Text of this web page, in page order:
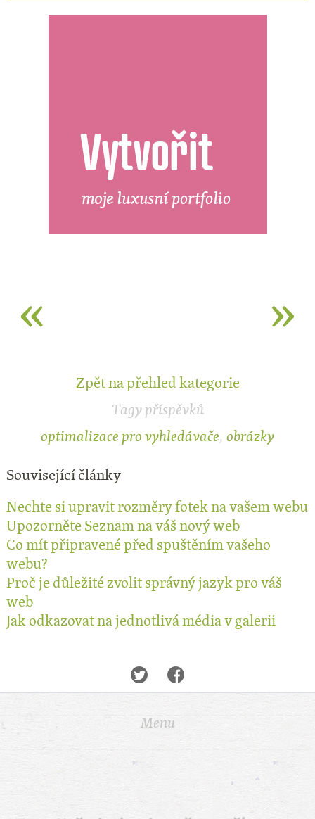
Menu
« »
Zpět na přehled kategorie
Tagy příspěvků
optimalizace pro vyhledávače, obrázky
Související články
Nechte si upravit rozměry fotek na vašem webu
Upozorněte Seznam na váš nový web
Co mít připravené před spuštěním vašeho
webu?
Proč je důležité zvolit správný jazyk pro váš
web
Jak odkazovat na jednotlivá média v galerii